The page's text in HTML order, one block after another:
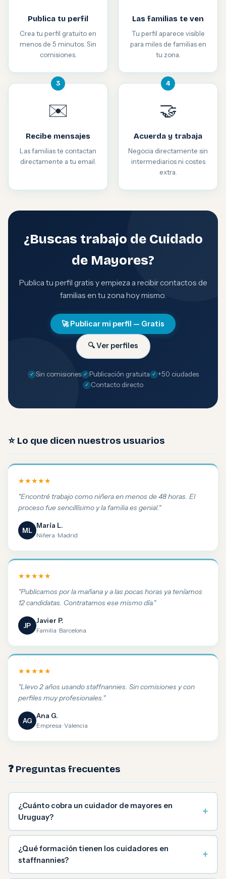
Publica tu perfil
Crea tu perfil gratuito en
menos de 5 minutos. Sin
comisiones.
Las familias te ven
Tu perfil aparece visible
para miles de familias en
tu zona.
3
✉️
Recibe mensajes
Las familias te contactan
directamente a tu email.
4
🤝
Acuerda y trabaja
Negocia directamente sin
intermediarios ni costes
extra.
¿Buscas trabajo de Cuidado
de Mayores?
Publica tu perfil gratis y empieza a recibir contactos de
familias en tu zona hoy mismo.
🚀 Publicar mi perfil — Gratis
🔍 Ver perfiles
Sin comisiones Publicación gratuita
+50 ciudades
Contacto directo
⭐ Lo que dicen nuestros usuarios
★★★★★
"Encontré trabajo como niñera en menos de 48 horas. El
proceso fue sencillísimo y la familia es genial."
ML
María L.
Niñera · Madrid
★★★★★
"Publicamos por la mañana y a las pocas horas ya teníamos
12 candidatas. Contratamos ese mismo día."
JP
Javier P.
Familia · Barcelona
★★★★★
"Llevo 2 años usando staffnannies. Sin comisiones y con
perfiles muy profesionales."
AG
Ana G.
Empresa · Valencia
❓ Preguntas frecuentes
¿Cuánto cobra un cuidador de mayores en
Uruguay?
+
¿Qué formación tienen los cuidadores en
staffnannies?
+